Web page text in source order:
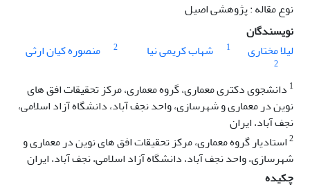
نوع مقاله : پژوهشی اصیل
نویسندگان
لیلا مختاری
1 شهاب کریمی نیا 2 منصوره کیان ارثی
2
1 دانشجوی دکتری معماری، گروه معماری،‌ مرکز تحقیقات افق های
نوین در معماری و شهرسازی،‌ واحد نجف آباد، دانشگاه آزاد اسلامی،
نجف آباد، ایران
2استادیار گروه معماری، مرکز تحقیقات افق های نوین در معماری و
شهرسازی،‌ واحد نجف آباد، دانشگاه آزاد اسلامی، نجف آباد، ایران
چکیده